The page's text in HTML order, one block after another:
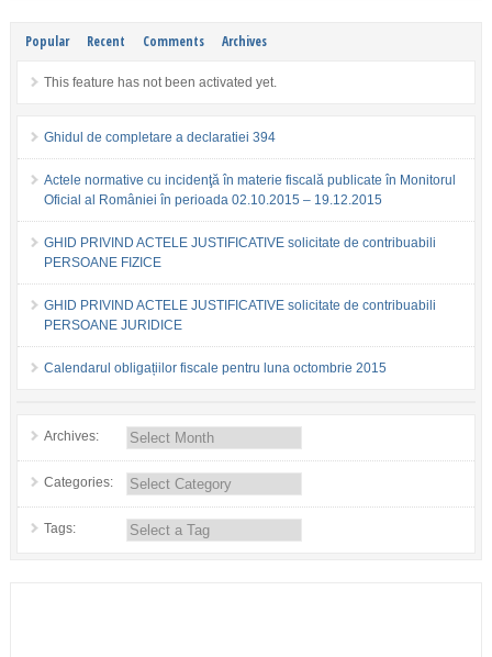
Popular Recent Comments Archives
This feature has not been activated yet.
Ghidul de completare a declaratiei 394
Actele normative cu incidenţă în materie fiscală publicate în Monitorul
Oficial al României în perioada 02.10.2015 – 19.12.2015
GHID PRIVIND ACTELE JUSTIFICATIVE solicitate de contribuabili
PERSOANE FIZICE
GHID PRIVIND ACTELE JUSTIFICATIVE solicitate de contribuabili
PERSOANE JURIDICE
Calendarul obligațiilor fiscale pentru luna octombrie 2015
Archives:
Categories:
Tags: